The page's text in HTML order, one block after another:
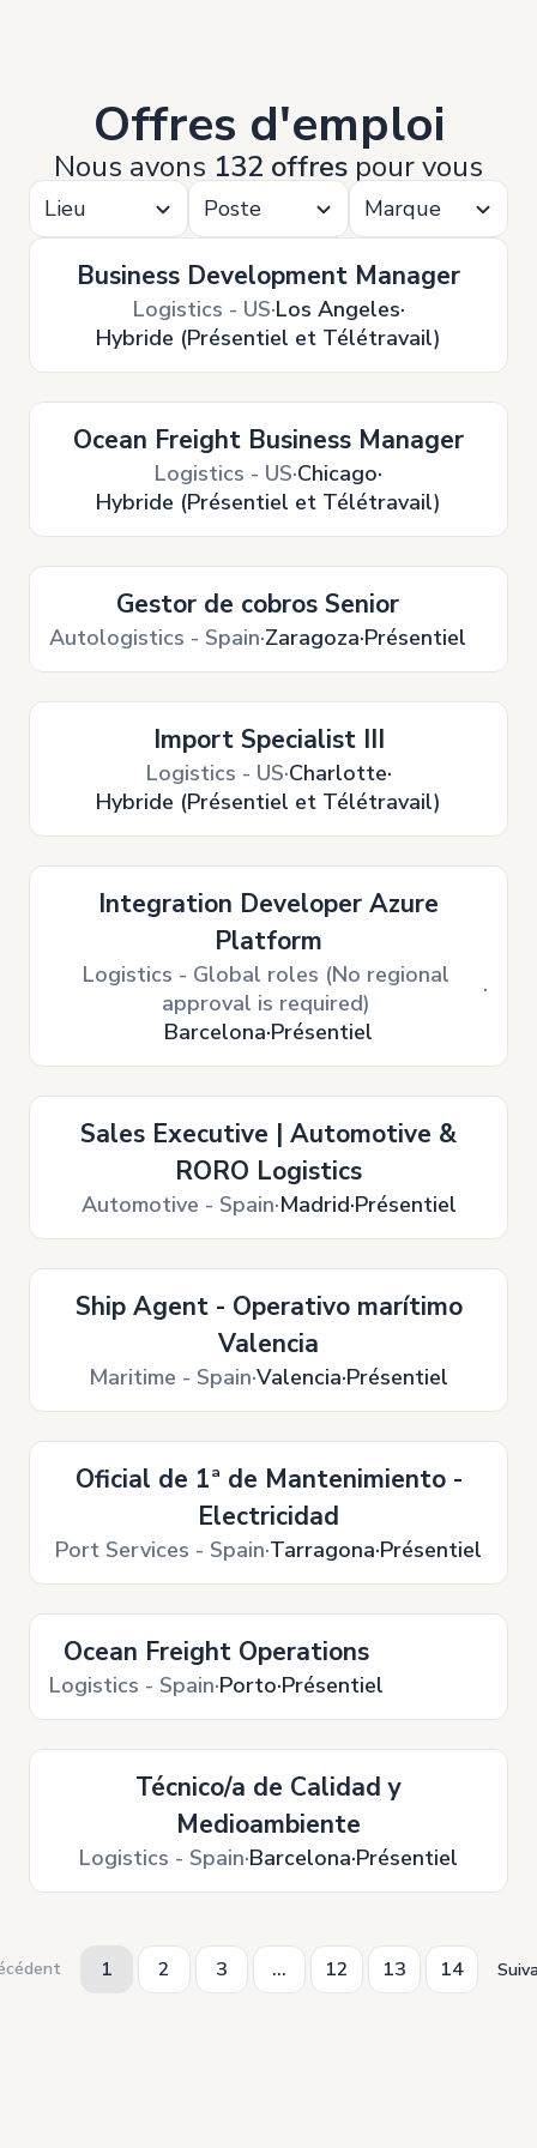
Offres d'emploi
Nous avons 132 offres pour vous
Lieu Poste Marque
Business Development Manager
Logistics - US Los Angeles
Hybride (Présentiel et Télétravail)
Ocean Freight Business Manager
Logistics - US Chicago
Hybride (Présentiel et Télétravail)
Gestor de cobros Senior
Autologistics - Spain Zaragoza Présentiel
Import Specialist III
Logistics - US Charlotte
Hybride (Présentiel et Télétravail)
Integration Developer Azure
Platform
Logistics - Global roles (No regional
approval is required)
Barcelona Présentiel
Sales Executive | Automotive &
RORO Logistics
Automotive - Spain Madrid Présentiel
Ship Agent - Operativo marítimo
Valencia
Maritime - Spain Valencia Présentiel
Oficial de 1ª de Mantenimiento -
Electricidad
Port Services - Spain Tarragona Présentiel
Ocean Freight Operations
Logistics - Spain Porto Présentiel
Técnico/a de Calidad y
Medioambiente
Logistics - Spain Barcelona Présentiel
1 2 3 ... 12 13 14